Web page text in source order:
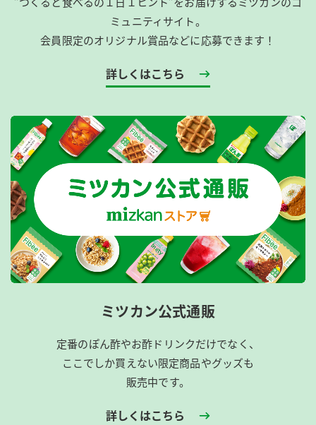
ミュニティサイト。
会員限定のオリジナル賞品などに応募できます！
詳しくはこちら
ミツカン公式通販
定番のぽん酢やお酢ドリンクだけでなく、
ここでしか買えない限定商品やグッズも
販売中です。
詳しくはこちら